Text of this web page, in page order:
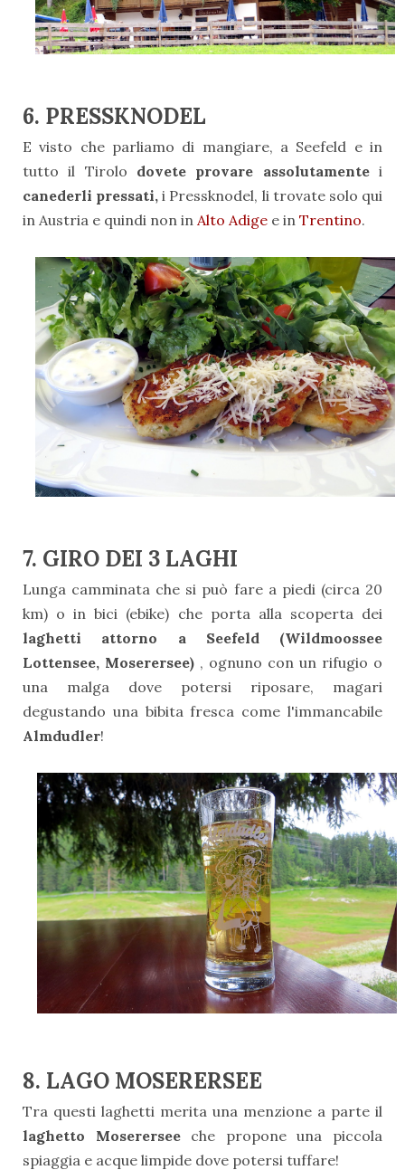
6. PRESSKNODEL
E visto che parliamo di mangiare, a Seefeld e in
tutto il Tirolo dovete provare assolutamente i
canederli pressati, i Pressknodel, li trovate solo qui
in Austria e quindi non in Alto Adige e in Trentino.
7. GIRO DEI 3 LAGHI
Lunga camminata che si può fare a piedi (circa 20
km) o in bici (ebike) che porta alla scoperta dei
laghetti attorno a Seefeld (Wildmoossee
Lottensee, Moserersee) , ognuno con un rifugio o
una malga dove potersi riposare, magari
degustando una bibita fresca come l'immancabile
Almdudler!
8. LAGO MOSERERSEE
Tra questi laghetti merita una menzione a parte il
laghetto Mosererseeche propone una piccola
spiaggia e acque limpide dove potersi tuffare!